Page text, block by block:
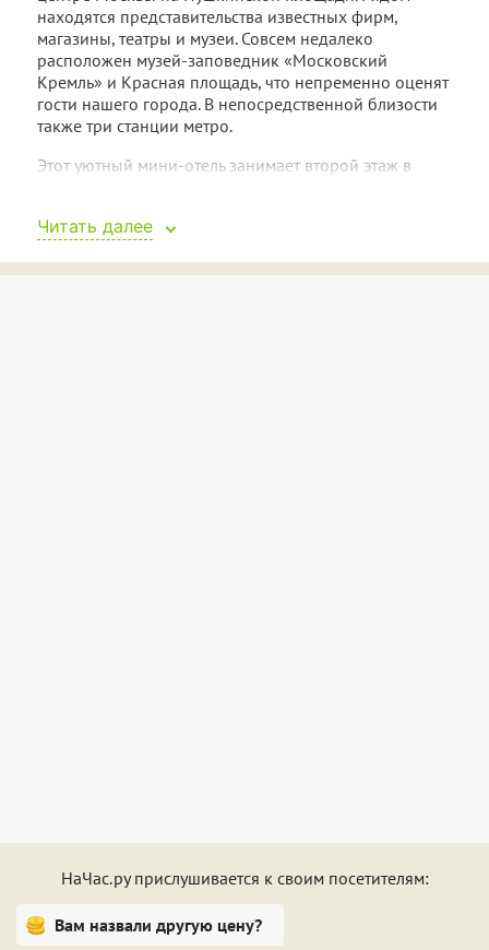
находятся представительства известных фирм,
магазины, театры и музеи. Совсем недалеко
расположен музей-заповедник «Московский
Кремль» и Красная площадь, что непременно оценят
гости нашего города. В непосредственной близости
также три станции метро.
Этот уютный мини-отель занимает второй этаж в
Недалеко находится и знаменитый «Елисеевский
жидкокристаллическим экраном, беспроводной
Читать далее
НаЧас.ру прислушивается к своим посетителям:
Вам назвали другую цену?